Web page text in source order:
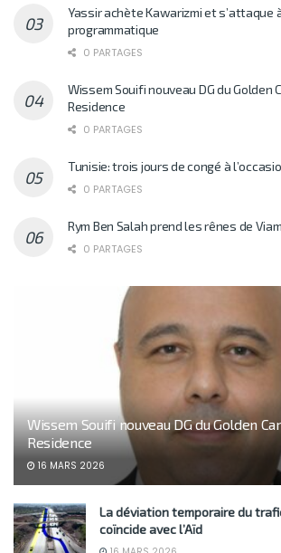
Yassir achète Kawarizmi et s’attaque
programmatique
0 PARTAGES
Wissem Souifi nouveau DG du Golden
Residence
0 PARTAGES
Tunisie: trois jours de congé à
0 PARTAGES
Rym Ben Salah prend les rênes de
0 PARTAGES
Wissem Souifi nouveau DG du Golden
Residence
16 MARS 2026
La déviation temporaire du
coïncide avec l’Aïd